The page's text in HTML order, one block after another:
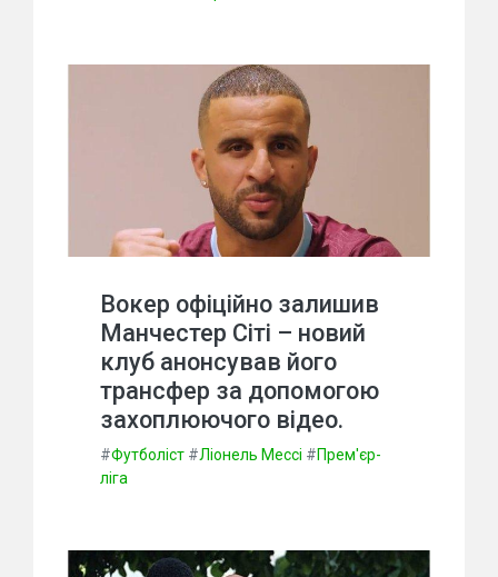
Вокер офіційно залишив
Манчестер Сіті – новий
клуб анонсував його
трансфер за допомогою
захоплюючого відео.
#Футболіст #Ліонель Мессі #Прем'єр-
ліга